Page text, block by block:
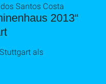
2013“
Santos Costa
als